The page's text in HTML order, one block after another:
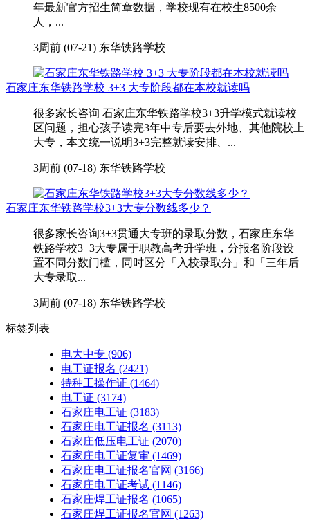
年最新官方招生简章数据，学校现有在校生8500余
人，...
3周前 (07-21) 东华铁路学校
石家庄东华铁路学校 3+3 大专阶段都在本校就读吗
很多家长咨询 石家庄东华铁路学校3+3升学模式就读校
区问题，担心孩子读完3年中专后要去外地、其他院校上
大专，本文统一说明3+3完整就读安排、...
3周前 (07-18) 东华铁路学校
石家庄东华铁路学校3+3大专分数线多少？
很多家长咨询3+3贯通大专班的录取分数，石家庄东华
铁路学校3+3大专属于职教高考升学班，分报名阶段设
置不同分数门槛，同时区分「入校录取分」和「三年后
大专录取...
3周前 (07-18) 东华铁路学校
标签列表
电大中专 (906)
电工证报名 (2421)
特种工操作证 (1464)
电工证 (3174)
石家庄电工证 (3183)
石家庄电工证报名 (3113)
石家庄低压电工证 (2070)
石家庄电工证复审 (1469)
石家庄电工证报名官网 (3166)
石家庄电工证考试 (1146)
石家庄焊工证报名 (1065)
石家庄焊工证报名官网 (1263)